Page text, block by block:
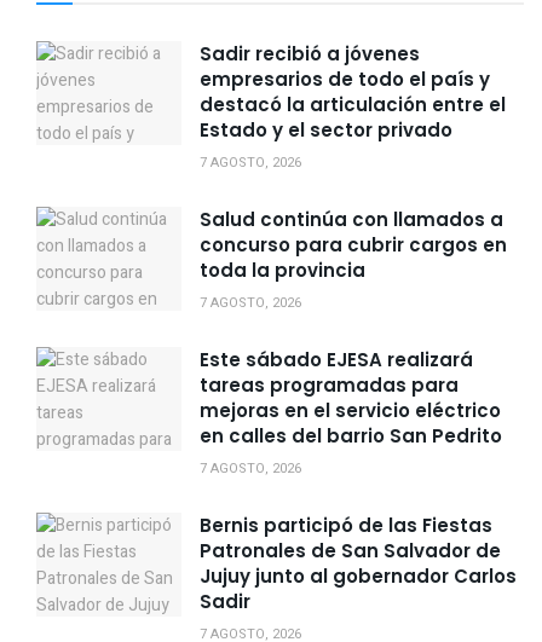
Sadir recibió a jóvenes
empresarios de todo el país y
destacó la articulación entre el
Estado y el sector privado
7 AGOSTO, 2026
Salud continúa con llamados a
concurso para cubrir cargos en
toda la provincia
7 AGOSTO, 2026
Este sábado EJESA realizará
tareas programadas para
mejoras en el servicio eléctrico
en calles del barrio San Pedrito
7 AGOSTO, 2026
Bernis participó de las Fiestas
Patronales de San Salvador de
Jujuy junto al gobernador Carlos
Sadir
7 AGOSTO, 2026